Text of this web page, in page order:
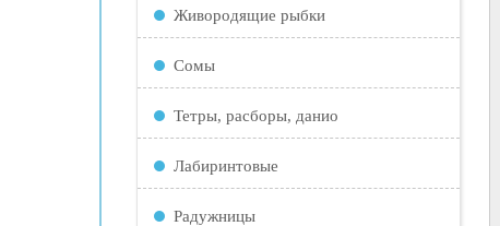
Живородящие рыбки
Сомы
Тетры, расборы, данио
Лабиринтовые
Радужницы